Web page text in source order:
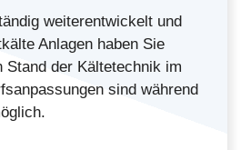
weiterentwickelt und
Anlagen haben Sie
Stand der Kältetechnik im
sind während